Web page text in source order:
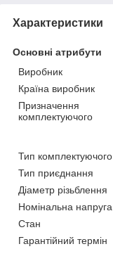
Характеристики
Основні атрибути
Виробник
Країна виробник
Призначення
комплектуючого
Тип комплектуючого
Тип приєднання
Діаметр різьблення
Номінальна напруга
Стан
Гарантійний термін